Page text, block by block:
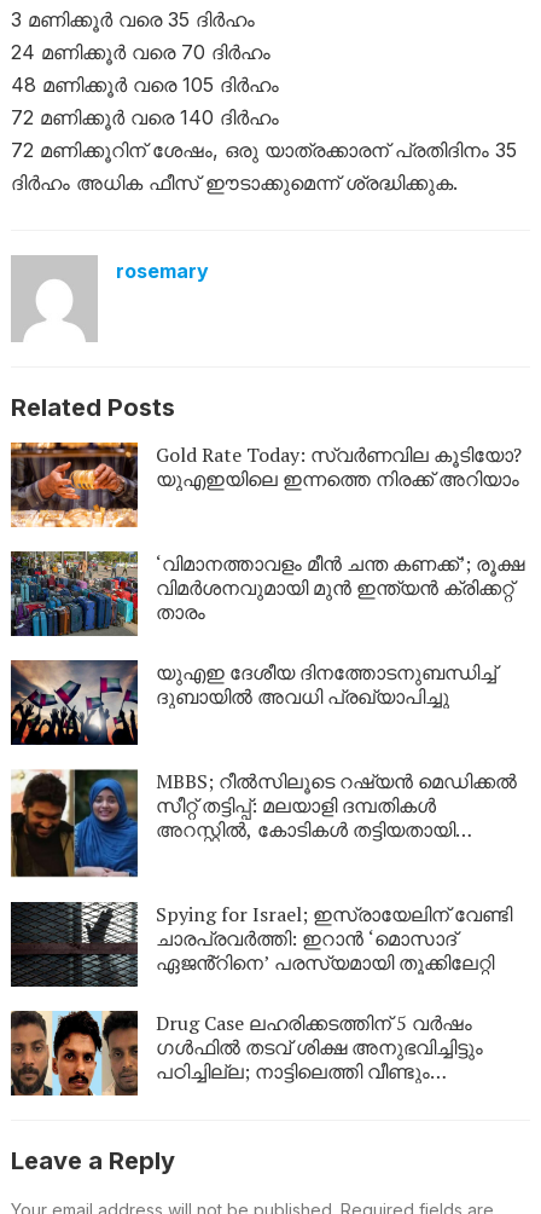
3 മണിക്കൂർ വരെ 35 ദിർഹം
24 മണിക്കൂർ വരെ 70 ദിർഹം
48 മണിക്കൂർ വരെ 105 ദിർഹം
72 മണിക്കൂർ വരെ 140 ദിർഹം
72 മണിക്കൂറിന് ശേഷം, ഒരു യാത്രക്കാരന് പ്രതിദിനം 35
ദിർഹം അധിക ഫീസ് ഈടാക്കുമെന്ന് ശ്രദ്ധിക്കുക.
rosemary
Related Posts
Gold Rate Today: സ്വര്‍ണവില കൂടിയോ?
യുഎഇയിലെ ഇന്നത്തെ നിരക്ക് അറിയാം
‘വിമാനത്താവളം മീന്‍ ചന്ത കണക്ക്’; രൂക്ഷ
വിമര്‍ശനവുമായി മുന്‍ ഇന്ത്യന്‍ ക്രിക്കറ്റ്
താരം
യുഎഇ ദേശീയ ദിനത്തോടനുബന്ധിച്ച്
ദുബായിൽ അവധി പ്രഖ്യാപിച്ചു
MBBS; റീൽസിലൂടെ റഷ്യൻ മെഡിക്കൽ
സീറ്റ് തട്ടിപ്പ്: മലയാളി ദമ്പതികൾ
അറസ്റ്റിൽ, കോടികൾ തട്ടിയതായി
Spying for Israel; ഇസ്രായേലിന് വേണ്ടി
ചാരപ്രവർത്തി: ഇറാൻ ‘മൊസാദ്
ഏജൻ്റിനെ’ പരസ്യമായി തൂക്കിലേറ്റി
Drug Case ലഹരിക്കടത്തിന് 5 വർഷം
ഗൾഫിൽ തടവ് ശിക്ഷ അനുഭവിച്ചിട്ടും
പഠിച്ചില്ല; നാട്ടിലെത്തി വീണ്ടും
Leave a Reply
Your email address will not be published. Required fields are